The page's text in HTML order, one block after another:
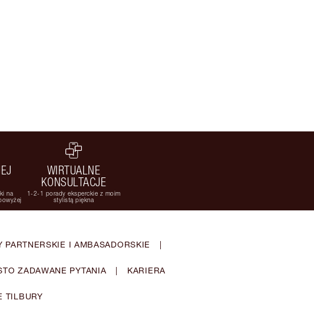
na
WIRTUALNE
KONSULTACJE
1-2-1 porady eksperckie z moim
stylistą piękna
PARTNERSKIE I AMBASADORSKIE |
ZADAWANE PYTANIA | KARIERA
TILBURY